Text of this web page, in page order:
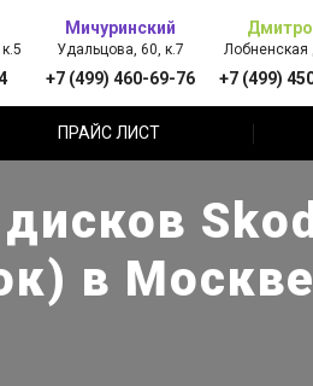
Мичуринский
Удальцова, 60, к.7
+7 (499) 460-69-76
Лобненская
+7 (499)
ПРАЙС ЛИСТ
в Москве